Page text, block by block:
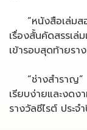
“หนังสือเล่มสอ
เรื่องสั้นคัดสรรเล่
เข้ารอบสุดท้ายรา
“ช่างสำราญ”
เรียบง่ายและงดง
รางวัลซีไรต์ ประ